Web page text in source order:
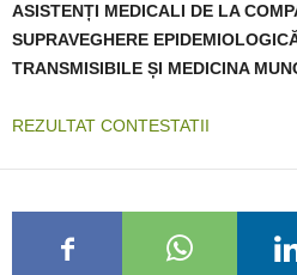
ASISTENȚI MEDICALI DE LA
SUPRAVEGHERE
TRANSMISIBILE ȘI MEDICINA
REZULTAT CONTESTATII